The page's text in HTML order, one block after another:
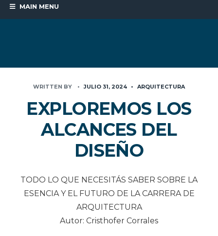
MAIN MENU
WRITTEN BY • JULIO 31, 2024 • ARQUITECTURA
EXPLOREMOS LOS
ALCANCES DEL
DISEÑO
TODO LO QUE NECESITÁS SABER SOBRE LA
ESENCIA Y EL FUTURO DE LA CARRERA DE
ARQUITECTURA
Autor: Cristhofer Corrales